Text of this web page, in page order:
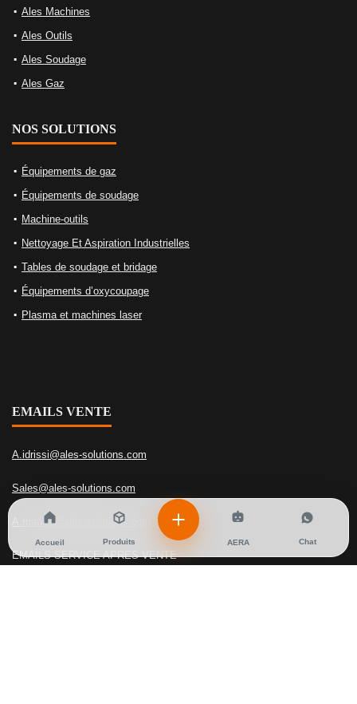
Ales Machines
Ales Outils
Ales Soudage
Ales Gaz
NOS SOLUTIONS
Équipements de gaz
Équipements de soudage
Machine-outils
Nettoyage Et Aspiration Industrielles
Tables de soudage et bridage
Équipements d’oxycoupage
Plasma et machines laser
EMAILS VENTE
A.idrissi@ales-solutions.com
Sales@ales-solutions.com
A.maana@ales-solutions.com
EMAILS SERVICE APRES VENTE
Accueil Produits AERA Chat